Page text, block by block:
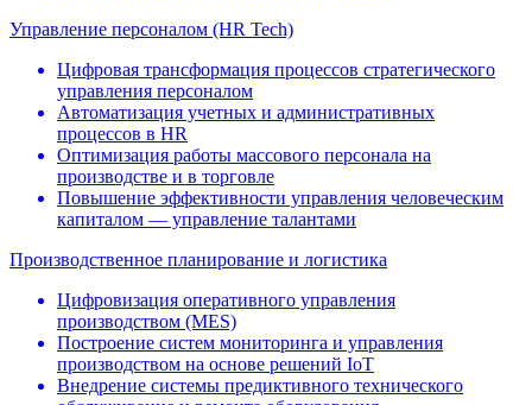
Управление персоналом (HR Tech)
Цифровая трансформация процессов стратегического
управления персоналом
Автоматизация учетных и административных
процессов в HR
Оптимизация работы массового персонала на
производстве и в торговле
Повышение эффективности управления человеческим
капиталом — управление талантами
Производственное планирование и логистика
Цифровизация оперативного управления
производством (МЕS)
Построение систем мониторинга и управления
производством на основе решений IoT
Внедрение системы предиктивного технического